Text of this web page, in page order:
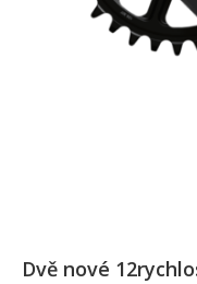
Dvě nové